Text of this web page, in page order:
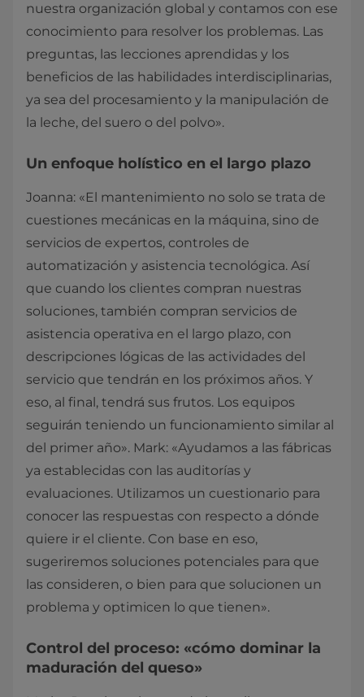
nuestra organización global y contamos con ese
conocimiento para resolver los problemas. Las
preguntas, las lecciones aprendidas y los
beneficios de las habilidades interdisciplinarias,
ya sea del procesamiento y la manipulación de
la leche, del suero o del polvo».
Un enfoque holístico en el largo plazo
Joanna: «El mantenimiento no solo se trata de
cuestiones mecánicas en la máquina, sino de
servicios de expertos, controles de
automatización y asistencia tecnológica. Así
que cuando los clientes compran nuestras
soluciones, también compran servicios de
asistencia operativa en el largo plazo, con
descripciones lógicas de las actividades del
servicio que tendrán en los próximos años. Y
eso, al final, tendrá sus frutos. Los equipos
seguirán teniendo un funcionamiento similar al
del primer año». Mark: «Ayudamos a las fábricas
ya establecidas con las auditorías y
evaluaciones. Utilizamos un cuestionario para
conocer las respuestas con respecto a dónde
quiere ir el cliente. Con base en eso,
sugeriremos soluciones potenciales para que
las consideren, o bien para que solucionen un
problema y optimicen lo que tienen».
Control del proceso: «cómo dominar la
maduración del queso»